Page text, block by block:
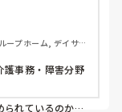
の人と会って、
を見て素敵だと
ープホーム, デイサー
護事務・障害分野
れているのか、